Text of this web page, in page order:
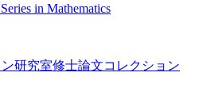
in Mathematics
研究室修士論文コレクション